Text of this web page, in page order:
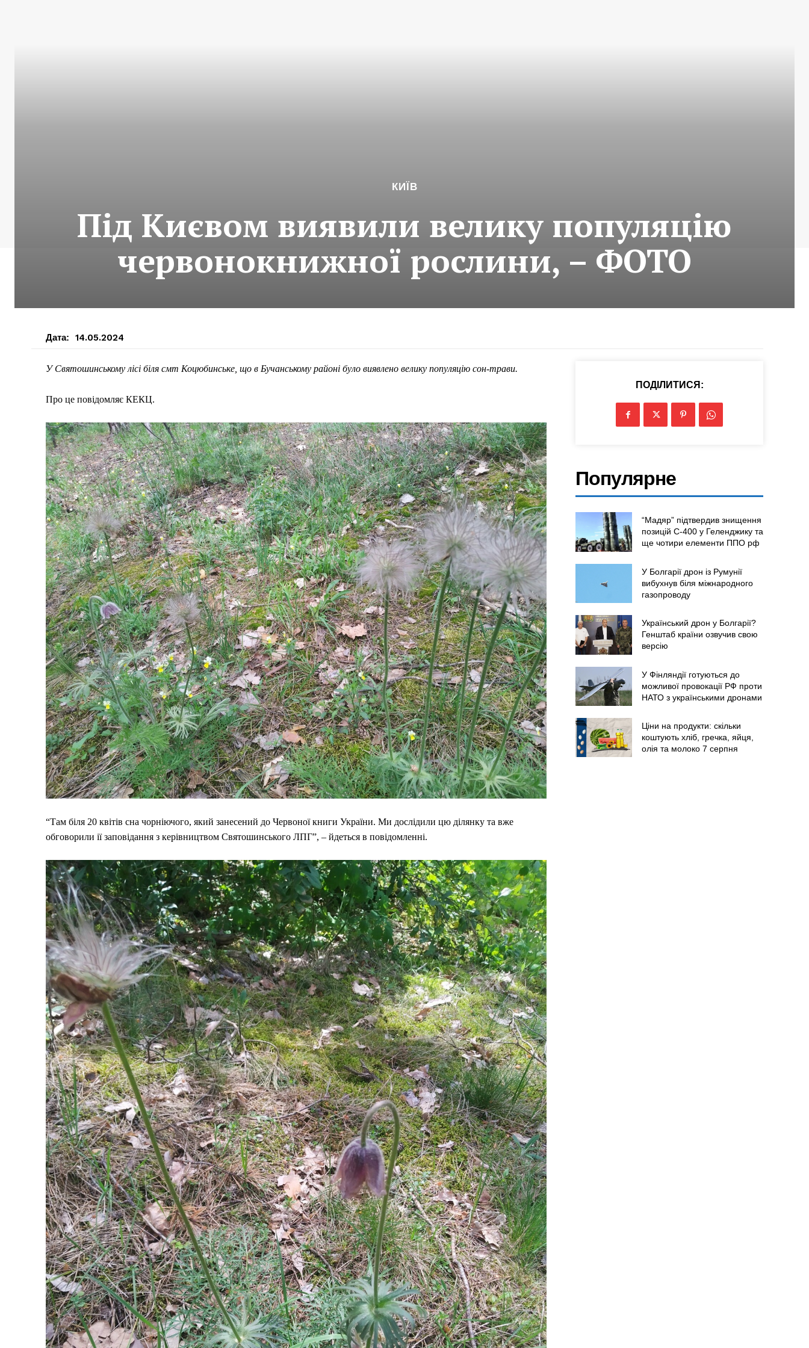
Меню
Київ
Україна
Економіка
Політика
Світ
Технології
Війна
КИЇВ
Під Києвом виявили велику популяцію
червонокнижної рослини, – ФОТО
Дата: 14.05.2024
У Святошинському лісі біля смт Коцюбинське, що в Бучанському районі було виявлено велику популяцію сон-трави.
Про це повідомляє КЕКЦ.
“Там біля 20 квітів сна чорніючого, який занесений до Червоної книги України. Ми дослідили цю ділянку та вже
обговорили ії заповідання з керівництвом Святошинського ЛПГ”, – йдеться в повідомленні.
ПОДІЛИТИСЯ:
Популярне
“Мадяр” підтвердив знищення
позицій С-400 у Геленджику та
ще чотири елементи ППО рф
У Болгарії дрон із Румунії
вибухнув біля міжнародного
газопроводу
Український дрон у Болгарії?
Генштаб країни озвучив свою
версію
У Фінляндії готуються до
можливої провокації РФ проти
НАТО з українськими дронами
Ціни на продукти: скільки
коштують хліб, гречка, яйця,
олія та молоко 7 серпня